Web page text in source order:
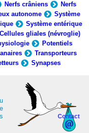
Nerfs crâniens
Nerfs
autonome
Système
Système entérique
Cellules gliales (névroglie)
Potentiels
Transporteurs
Synapses
Contact